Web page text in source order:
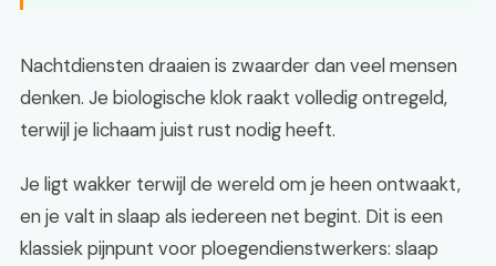
Nachtdiensten draaien is zwaarder dan veel mensen
denken. Je biologische klok raakt volledig ontregeld,
terwijl je lichaam juist rust nodig heeft.
Je ligt wakker terwijl de wereld om je heen ontwaakt,
en je valt in slaap als iedereen net begint. Dit is een
klassiek pijnpunt voor ploegendienstwerkers: slaap